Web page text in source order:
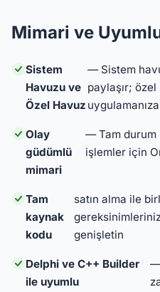
Mimari ve
Sistem
Havuzu ve
Özel Havuz
— Sistem
paylaşır;
Olay
güdümlü
mimari
— Tam durum
işlemler için
Tam
kaynak
kodu
satın alma ile
genişletin
Delphi ve C++ Builder
ile uyumlu
—